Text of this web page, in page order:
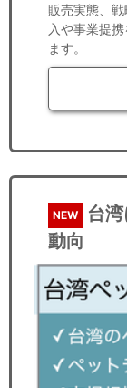
販売実態、
入や事業提
ます。
NEW
台
動向